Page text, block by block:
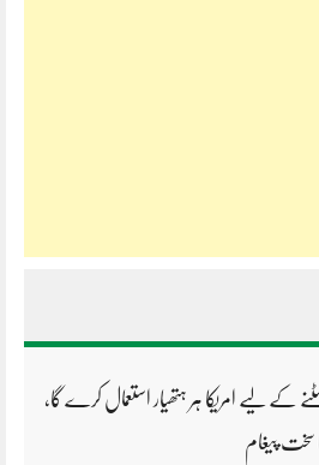
کے لیے امریکا ہر ہتھیار استعمال کرے گا،
سخت پیغام